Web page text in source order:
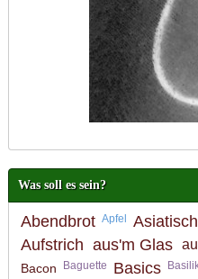
Was soll es sein?
Abendbrot Apfel Asiatisch
Aufstrich aus'm Glas
Bacon
Baguette Basics